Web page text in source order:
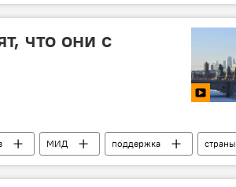
что они с
МИД поддержка страны